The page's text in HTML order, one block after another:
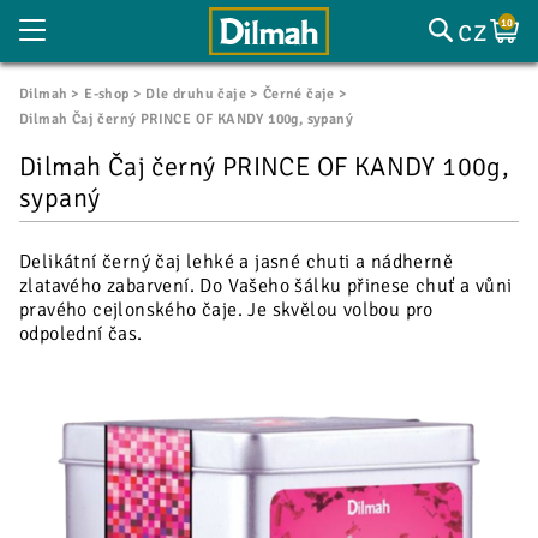
cz 10
Dilmah E-shop Dle druhu čaje
Černé čaje
Dilmah Čaj černý PRINCE OF KANDY 100g, sypaný
Dilmah Čaj černý PRINCE OF KANDY 100g,
sypaný
Delikátní černý čaj lehké a jasné chuti a nádherně
zlatavého zabarvení. Do Vašeho šálku přinese chuť a vůni
pravého cejlonského čaje. Je skvělou volbou pro
odpolední čas.